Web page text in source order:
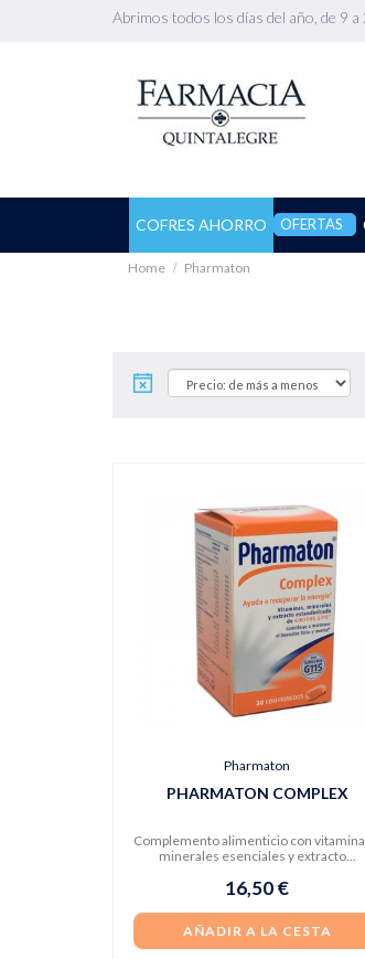
Abrimos todos los días del año, de 9
COFRES AHORRO OFERTAS
Home Pharmaton
Pharmaton
PHARMATON COMPLEX
Complemento alimenticio con
minerales esenciales y extracto...
16,50 €
AÑADIR A LA CESTA